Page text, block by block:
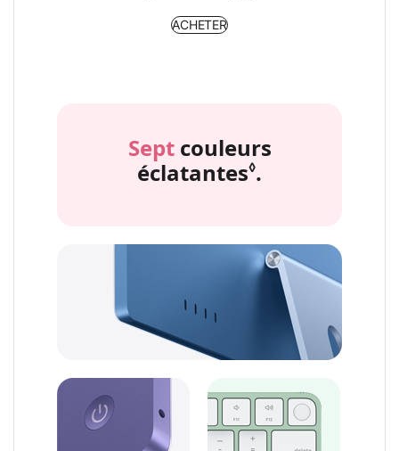
ACHETER
Septcouleurs
éclatantes◊.